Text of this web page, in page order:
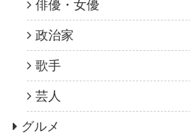
俳優・女優
政治家
歌手
芸人
グルメ